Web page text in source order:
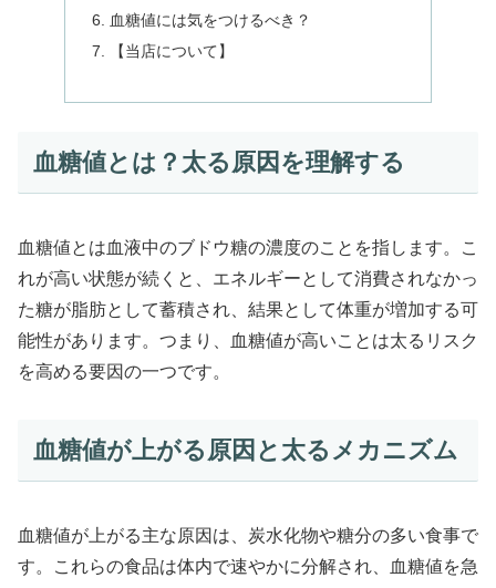
血糖値には気をつけるべき？
【当店について】
血糖値とは？太る原因を理解する
血糖値とは血液中のブドウ糖の濃度のことを指します。こ
れが高い状態が続くと、エネルギーとして消費されなかっ
た糖が脂肪として蓄積され、結果として体重が増加する可
能性があります。つまり、血糖値が高いことは太るリスク
を高める要因の一つです。
血糖値が上がる原因と太るメカニズム
血糖値が上がる主な原因は、炭水化物や糖分の多い食事で
す。これらの食品は体内で速やかに分解され、血糖値を急